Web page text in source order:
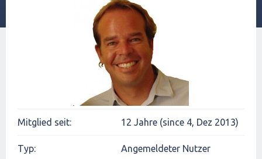
Mitglied seit: 12 Jahre (since 4, Dez 2013)
Typ: Angemeldeter Nutzer